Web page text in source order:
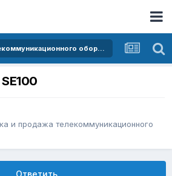
Покупка и продажа телекоммуникационного оборудования
и продажа телекоммуникационного